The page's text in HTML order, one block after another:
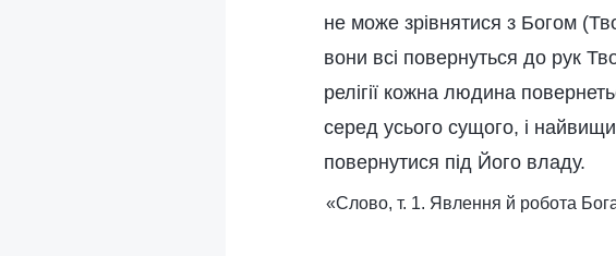
не може зрівнятися з Богом
вони всі повернуться до рук
релігії кожна людина
серед усього сущого, і
повернутися під Його владу.
«Слово, т. 1. Явлення й робота